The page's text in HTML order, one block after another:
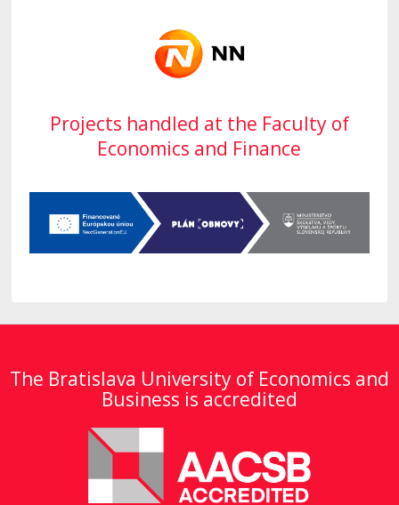
Projects handled at the Faculty of
Economics and Finance
The Bratislava University of Economics and
Business is accredited